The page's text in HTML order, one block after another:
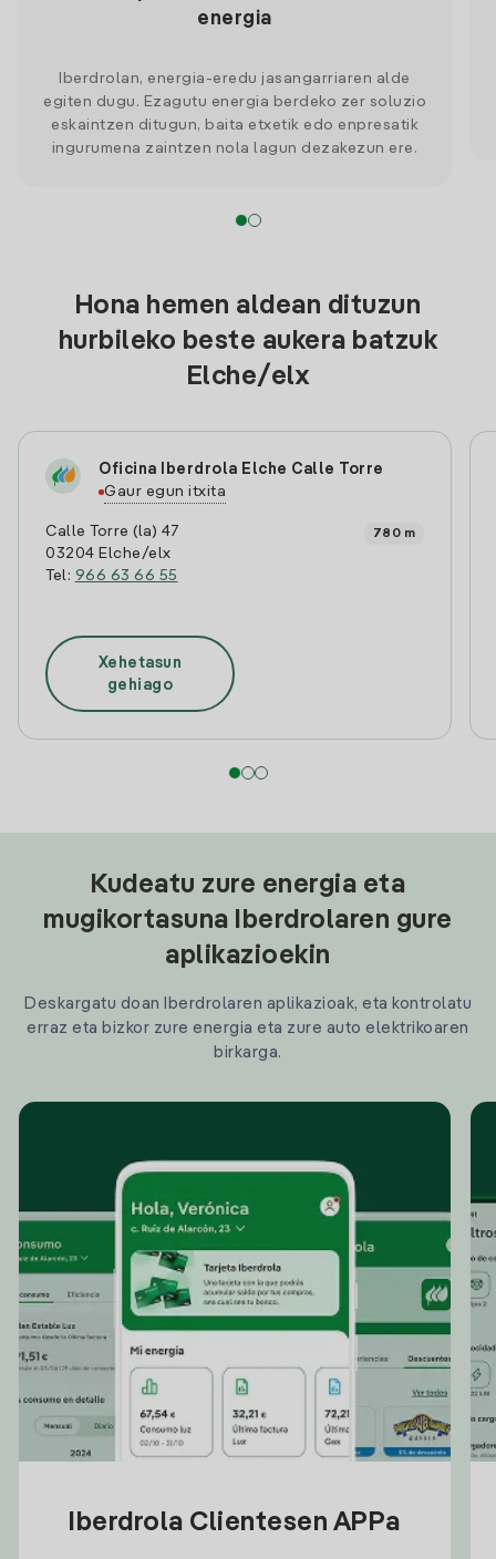
energia
Iberdrolan, energia-eredu jasangarriaren alde
egiten dugu. Ezagutu energia berdeko zer soluzio
eskaintzen ditugun, baita etxetik edo enpresatik
ingurumena zaintzen nola lagun dezakezun ere.
Hona hemen aldean dituzun
hurbileko beste aukera batzuk
Elche/elx
Oficina Iberdrola Elche Calle Torre
Gaur egun itxita
Calle Torre (la) 47
03204 Elche/elx
Tel: 966 63 66 55
780 m
Xehetasun
gehiago
Kudeatu zure energia eta
mugikortasuna Iberdrolaren gure
aplikazioekin
Deskargatu doan Iberdrolaren aplikazioak, eta kontrolatu
erraz eta bizkor zure energia eta zure auto elektrikoaren
birkarga.
Iberdrola Clientesen APPa